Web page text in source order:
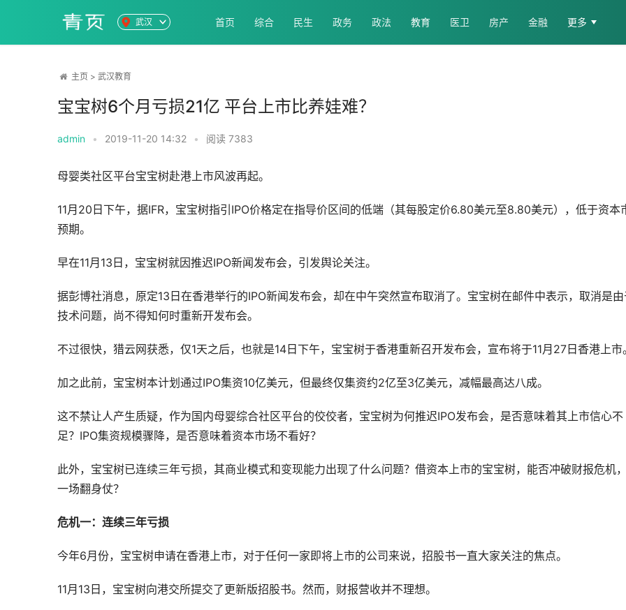
武汉 首页 综合 民生 政务 政法 教育 医卫 房产 金融 更多
主页 > 武汉教育
宝宝树6个月亏损21亿 平台上市比养娃难？
admin • 2019-11-20 14:32 • 阅读 7383
母婴类社区平台宝宝树赴港上市风波再起。
11月20日下午，据IFR，宝宝树指引IPO价格定在指导价区间的低端（其每股定价6.80美元至8.80美元），低于资本
预期。
早在11月13日，宝宝树就因推迟IPO新闻发布会，引发舆论关注。
据彭博社消息，原定13日在香港举行的IPO新闻发布会，却在中午突然宣布取消了。宝宝树在邮件中表示，取消是
技术问题，尚不得知何时重新开发布会。
不过很快，猎云网获悉，仅1天之后，也就是14日下午，宝宝树于香港重新召开发布会，宣布将于11月27日香港上市。
加之此前，宝宝树本计划通过IPO集资10亿美元，但最终仅集资约2亿至3亿美元，减幅最高达八成。
这不禁让人产生质疑，作为国内母婴综合社区平台的佼佼者，宝宝树为何推迟IPO发布会，是否意味着其上市信心不
足？IPO集资规模骤降，是否意味着资本市场不看好？
此外，宝宝树已连续三年亏损，其商业模式和变现能力出现了什么问题？借资本上市的宝宝树，能否冲破财报危机
一场翻身仗？
危机一：连续三年亏损
今年6月份，宝宝树申请在香港上市，对于任何一家即将上市的公司来说，招股书一直大家关注的焦点。
11月13日，宝宝树向港交所提交了更新版招股书。然而，财报营收并不理想。